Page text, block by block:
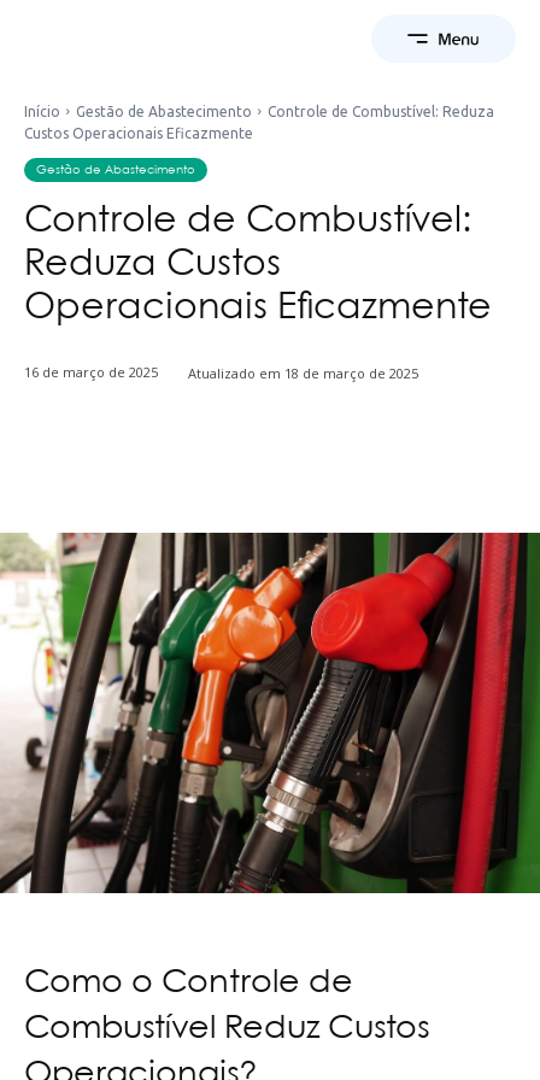
Início Gestão de Abastecimento
Controle de Combustível: Reduza
Custos Operacionais Eficazmente
Gestão de Abastecimento
Controle de Combustível:
Reduza Custos
Operacionais Eficazmente
16 de março de 2025 Atualizado em 18 de março de 2025
Como o Controle de
Combustível Reduz Custos